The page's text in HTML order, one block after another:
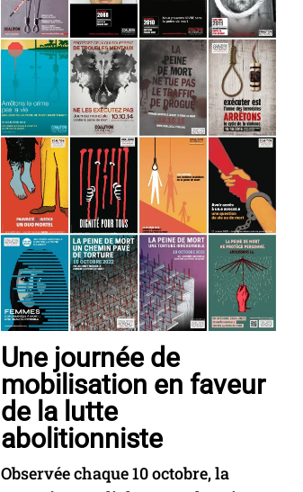
Une journée de
mobilisation en faveur
de la lutte
abolitionniste
Observée chaque 10 octobre, la